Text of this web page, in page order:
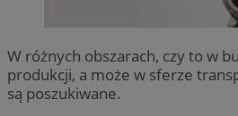
W różnych obszarach, czy to w
produkcji, a może w sferze
są poszukiwane.